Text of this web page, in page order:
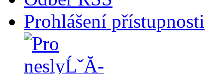
Prohlášení přístupnosti